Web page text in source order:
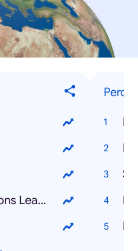
Finale Champions League
È
Si